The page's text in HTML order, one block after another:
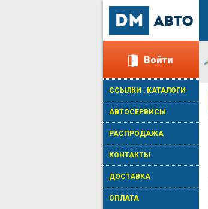
Войти
ССЫЛКИ : КАТАЛОГИ
АВТОСЕРВИСЫ
РАСПРОДАЖА
КОНТАКТЫ
ДОСТАВКА
ОПЛАТА